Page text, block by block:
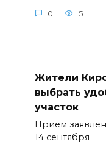
0 5
Жители
выбрать
участок
Прием
14 сентября